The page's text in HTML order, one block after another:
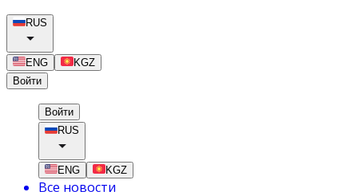
RUS
ENG
KGZ
Войти
Войти
RUS
ENG KGZ
Все новости